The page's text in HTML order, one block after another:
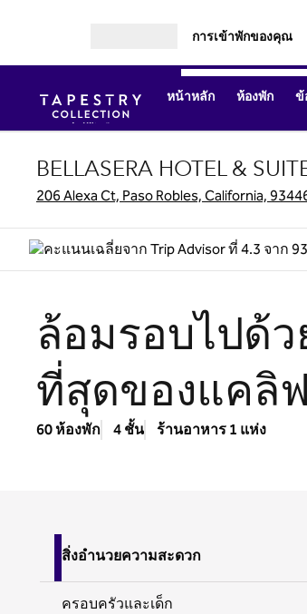
การเข้าพักของคุณ
หน้าหลัก ห้องพัก ข้
BELLASERA HOTEL &
206 Alexa Ct, Paso Robles, California,
ล้อมรอบไปด้
ที่สุดของแคลิ
60 ห้องพัก 4 ชั้น ร้านอาหาร 1 แห่ง
สิ่งอำนวยความสะดวก
ครอบครัวและเด็ก